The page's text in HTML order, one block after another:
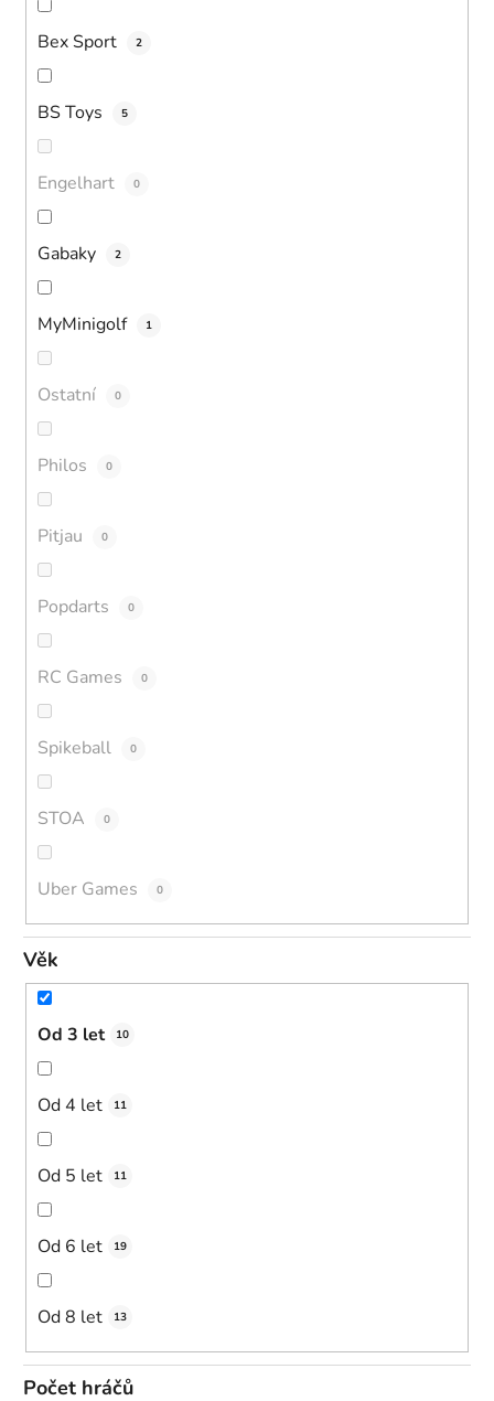
Bex Sport 2
BS Toys 5
Engelhart 0
Gabaky 2
MyMinigolf 1
Ostatní 0
Philos 0
Pitjau 0
Popdarts 0
RC Games 0
Spikeball 0
STOA 0
Uber Games 0
Věk
Od 3 let 10
Od 4 let 11
Od 5 let 11
Od 6 let 19
Od 8 let 13
Počet hráčů